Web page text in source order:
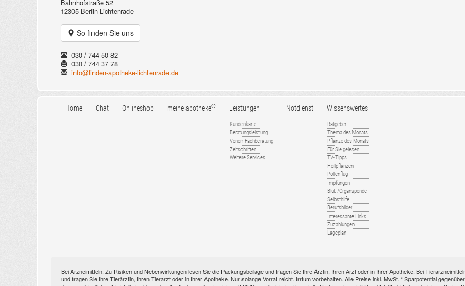
Bahnhofstraße 52
12305 Berlin-Lichtenrade
So finden Sie uns
030 / 744 50 82
030 / 744 37 78
info@linden-apotheke-lichtenrade.de
Home Chat Onlineshop meine apotheke® Leistungen
Kundenkarte
Beratungsleistung
Venen-Fachberatung
Zeitschriften
Weitere Services
Notdienst Wissenswertes
Ratgeber
Thema des Monats
Pflanze des Monats
Für Sie gelesen
TV-Tipps
Heilpflanzen
Pollenflug
Impfungen
Blut-/Organspende
Selbsthilfe
Berufsbilder
Interessante Links
Zuzahlungen
Lageplan
Bei Arzneimitteln: Zu Risiken und Nebenwirkungen lesen Sie die Packungsbeilage und fragen Sie Ihre Ärztin, Ihren Arzt oder in Ihrer Apotheke. Bei
und fragen Sie Ihre Tierärztin, Ihren Tierarzt oder in Ihrer Apotheke. Nur solange Vorrat reicht. Irrtum vorbehalten. Alle Preise inkl. MwSt. * Sparpotential